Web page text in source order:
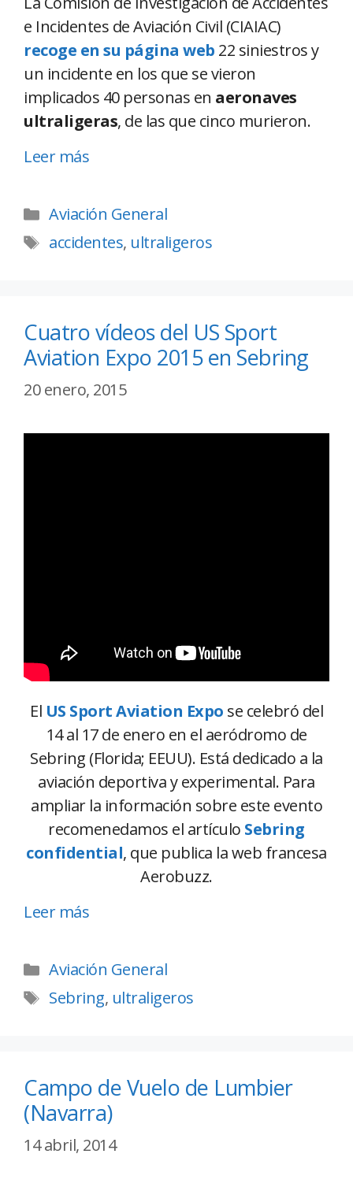
e Incidentes de Aviación Civil (CIAIAC)
recoge en su página web 22 siniestros y
un incidente en los que se vieron
implicados 40 personas en aeronaves
ultraligeras, de las que cinco murieron.
Leer más
Aviación General
accidentes, ultraligeros
Cuatro vídeos del US Sport
Aviation Expo 2015 en Sebring
20 enero, 2015
El US Sport Aviation Expo se celebró del
14 al 17 de enero en el aeródromo de
Sebring (Florida; EEUU). Está dedicado a la
aviación deportiva y experimental. Para
ampliar la información sobre este evento
recomenedamos el artículo Sebring
confidential, que publica la web francesa
Aerobuzz.
Leer más
Aviación General
Sebring, ultraligeros
Campo de Vuelo de Lumbier
(Navarra)
14 abril, 2014